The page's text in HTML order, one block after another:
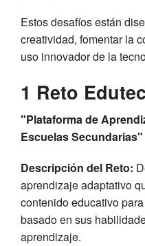
Estos desafíos están
creatividad, fomentar la
uso innovador de la
1 Reto
"Plataforma de
Escuelas Secundarias"
Descripción del Reto:
aprendizaje adaptativo
contenido educativo
basado en sus
aprendizaje.